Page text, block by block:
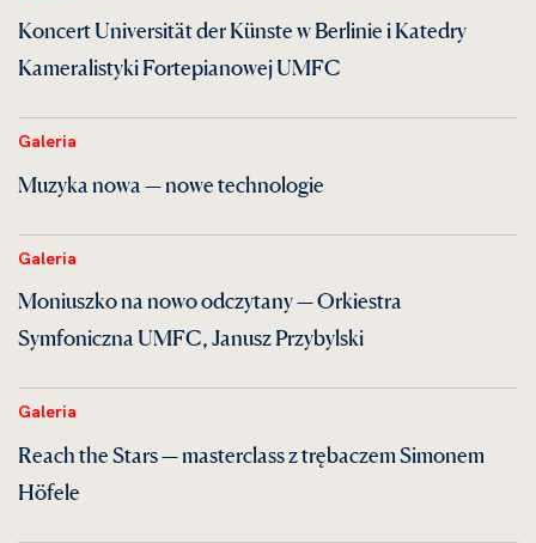
Koncert Universität der Künste w Berlinie i Katedry
Kameralistyki Fortepianowej UMFC
Galeria
Muzyka nowa — nowe technologie
Galeria
Moniuszko na nowo odczytany — Orkiestra
Symfoniczna UMFC, Janusz Przybylski
Galeria
Reach the Stars — masterclass z trębaczem Simonem
Höfele